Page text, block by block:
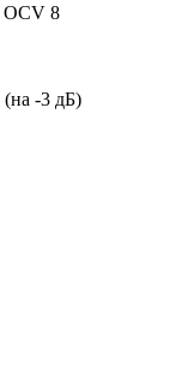
OCV 8
-3 дБ)